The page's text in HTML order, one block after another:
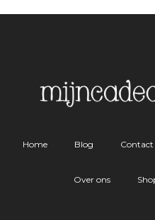
Home Blog Contact
Over ons